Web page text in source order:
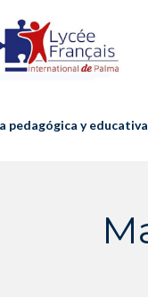
pedagógica y educativa